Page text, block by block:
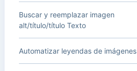
Buscar y reemplazar imagen
alt/título/título Texto
Automatizar leyendas de imágenes